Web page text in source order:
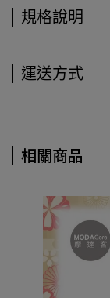
規格說明
運送方式
相關商品